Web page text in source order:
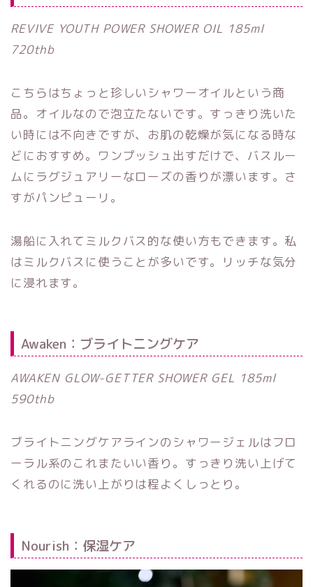
REVIVE YOUTH POWER SHOWER OIL 185ml
720thb
こちらはちょっと珍しいシャワーオイルという商
品。オイルなので泡立たないです。すっきり洗いた
い時には不向きですが、お肌の乾燥が気になる時な
どにおすすめ。ワンプッシュ出すだけで、バスルー
ムにラグジュアリーなローズの香りが漂います。さ
すがパンピューリ。
湯船に入れてミルクバス的な使い方もできます。私
はミルクバスに使うことが多いです。リッチな気分
に浸れます。
Awaken：ブライトニングケア
AWAKEN GLOW-GETTER SHOWER GEL 185ml
590thb
ブライトニングケアラインのシャワージェルはフロ
ーラル系のこれまたいい香り。すっきり洗い上げて
くれるのに洗い上がりは程よくしっとり。
Nourish：保湿ケア